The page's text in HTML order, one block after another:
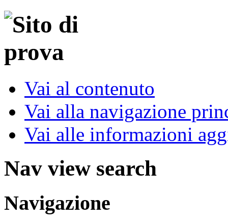
Vai al contenuto
Vai alla navigazione
Vai alle informazioni
Nav view search
Navigazione